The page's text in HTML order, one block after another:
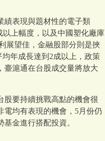
績表現與題材性的電子類
上幅度，以及中國塑化廠庫
展望佳，金融股部分則是挾
年成長達到2成以上，政策
臺滬通在台股成交量將放大
股要持續挑戰高點的機會很
電均有表現的機會，5月份仍
金進行搭配投資。